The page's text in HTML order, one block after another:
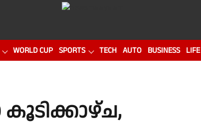
WORLD CUP SPORTS TECH AUTO BUSINESS LIFE